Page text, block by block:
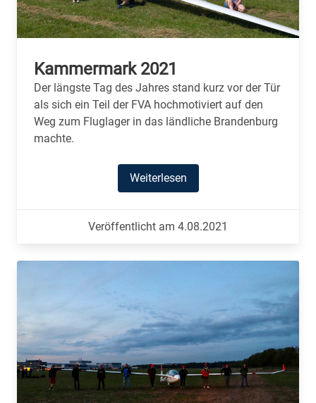
Kammermark 2021
Der längste Tag des Jahres stand kurz vor der Tür
als sich ein Teil der FVA hochmotiviert auf den
Weg zum Fluglager in das ländliche Brandenburg
machte.
Weiterlesen
Veröffentlicht am 4.08.2021